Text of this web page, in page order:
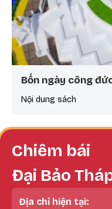
Bốn ngày công
Nội dung sách
Chiêm bái
Đại Bảo
Địa chỉ hiện tại: